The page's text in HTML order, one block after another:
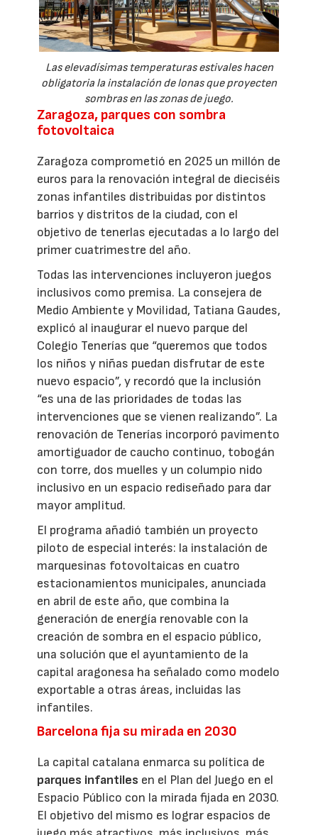
Las elevadísimas temperaturas estivales hacen
obligatoria la instalación de lonas que proyecten
sombras en las zonas de juego.
Zaragoza, parques con sombra
fotovoltaica
Zaragoza comprometió en 2025 un millón de
euros para la renovación integral de dieciséis
zonas infantiles distribuidas por distintos
barrios y distritos de la ciudad, con el
objetivo de tenerlas ejecutadas a lo largo del
primer cuatrimestre del año.
Todas las intervenciones incluyeron juegos
inclusivos como premisa. La consejera de
Medio Ambiente y Movilidad, Tatiana Gaudes,
explicó al inaugurar el nuevo parque del
Colegio Tenerías que “queremos que todos
los niños y niñas puedan disfrutar de este
nuevo espacio”, y recordó que la inclusión
“es una de las prioridades de todas las
intervenciones que se vienen realizando”. La
renovación de Tenerías incorporó pavimento
amortiguador de caucho continuo, tobogán
con torre, dos muelles y un columpio nido
inclusivo en un espacio rediseñado para dar
mayor amplitud.
El programa añadió también un proyecto
piloto de especial interés: la instalación de
marquesinas fotovoltaicas en cuatro
estacionamientos municipales, anunciada
en abril de este año, que combina la
generación de energía renovable con la
creación de sombra en el espacio público,
una solución que el ayuntamiento de la
capital aragonesa ha señalado como modelo
exportable a otras áreas, incluidas las
infantiles.
Barcelona fija su mirada en 2030
La capital catalana enmarca su política de
parques infantiles en el Plan del Juego en el
Espacio Público con la mirada fijada en 2030.
El objetivo del mismo es lograr espacios de